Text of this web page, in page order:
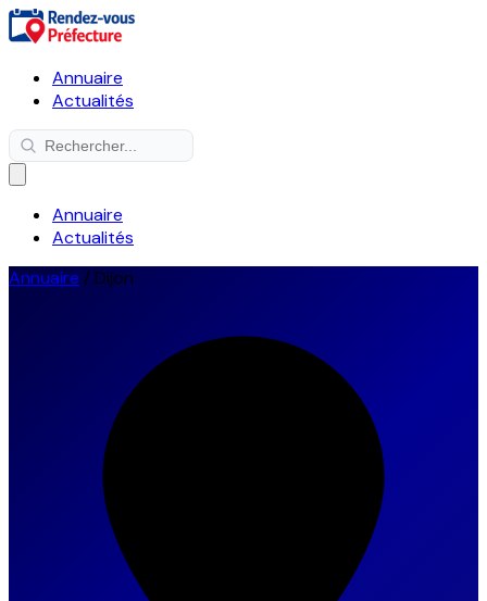
Annuaire
Actualités
Annuaire
Actualités
Annuaire / Dijon